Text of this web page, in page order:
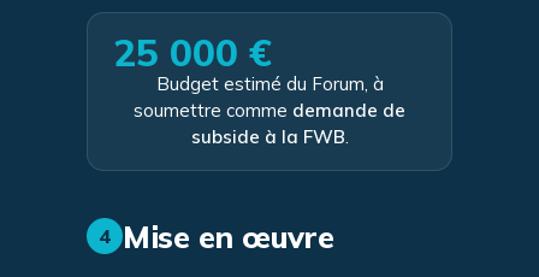
25 000 €
Budget estimé du Forum, à
soumettre comme demande de
subside à la FWB
4 Mise en œuvre